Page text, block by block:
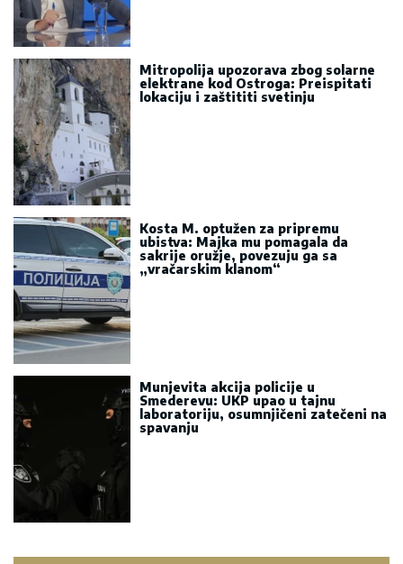
Mitropolija upozorava zbog solarne
elektrane kod Ostroga: Preispitati
lokaciju i zaštititi svetinju
Kosta M. optužen za pripremu
ubistva: Majka mu pomagala da
sakrije oružje, povezuju ga sa
„vračarskim klanom“
Munjevita akcija policije u
Smederevu: UKP upao u tajnu
laboratoriju, osumnjičeni zatečeni na
spavanju